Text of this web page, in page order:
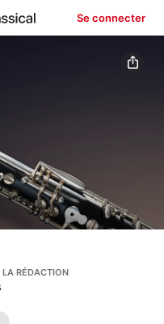
Se connecter
RÉDACTION